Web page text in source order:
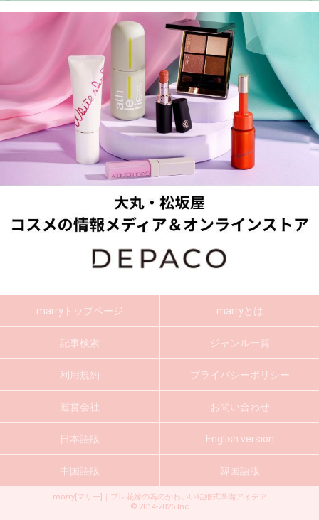
marryトップページ marryとは
記事検索 ジャンル一覧
利用規約 プライバシーポリシー
運営会社 お問い合わせ
日本語版 English version
中国語版 韓国語版
marry[マリー]｜プレ花嫁の為のかわいい結婚式準備アイデア
© 2014-2026 Inc